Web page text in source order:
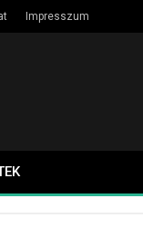
Impresszum